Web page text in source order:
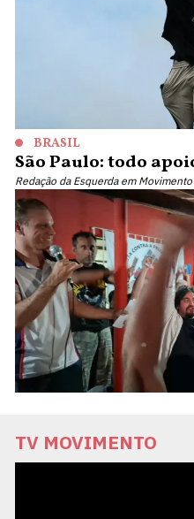
BRASIL
São Paulo: todo
Redação da Esquerda em
TV MOVIMENTO